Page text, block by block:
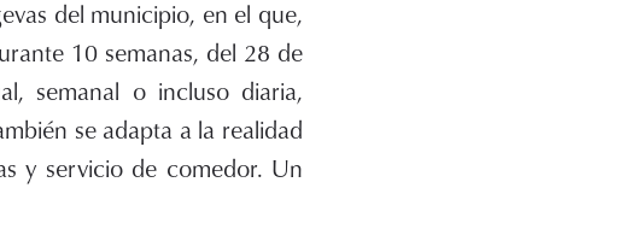
del municipio, en el que,
10 semanas, del 28 de
semanal o incluso diaria,
se adapta a la realidad
y servicio de comedor. Un